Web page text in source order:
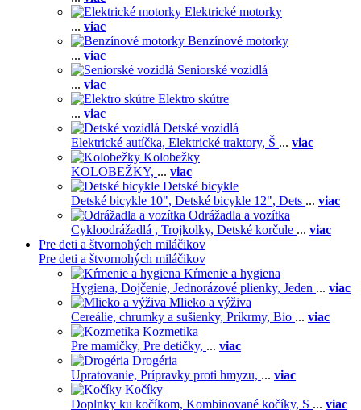
Elektrické motorky
... viac
Benzínové motorky
... viac
Seniorské vozidlá
... viac
Elektro skútre
... viac
Detské vozidlá
Elektrické autíčka, Elektrické traktory, Š ... viac
Kolobežky
KOLOBEŽKY, ... viac
Detské bicykle
Detské bicykle 10", Detské bicykle 12", Dets ... viac
Odrážadla a vozítka
Cykloodrážadlá , Trojkolky, Detské korčule ... viac
Pre deti a štvornohých miláčikov
Pre deti a štvornohých miláčikov
Kŕmenie a hygiena
Hygiena, Dojčenie, Jednorázové plienky, Jeden ... viac
Mlieko a výživa
Cereálie, chrumky a sušienky, Príkrmy, Bio ... viac
Kozmetika
Pre mamičky, Pre detičky, ... viac
Drogéria
Upratovanie, Prípravky proti hmyzu, ... viac
Kočíky
Doplnky ku kočíkom, Kombinované kočíky, S ... viac